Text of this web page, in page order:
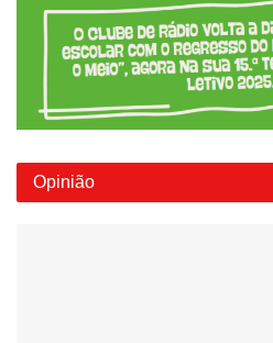
Opinião